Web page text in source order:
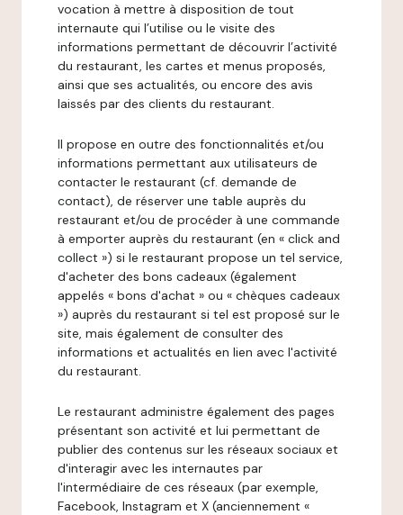
vocation à mettre à disposition de tout
internaute qui l’utilise ou le visite des
informations permettant de découvrir l’activité
du restaurant, les cartes et menus proposés,
ainsi que ses actualités, ou encore des avis
laissés par des clients du restaurant.
Il propose en outre des fonctionnalités et/ou
informations permettant aux utilisateurs de
contacter le restaurant (cf. demande de
contact), de réserver une table auprès du
restaurant et/ou de procéder à une commande
à emporter auprès du restaurant (en « click and
collect ») si le restaurant propose un tel service,
d'acheter des bons cadeaux (également
appelés « bons d'achat » ou « chèques cadeaux
») auprès du restaurant si tel est proposé sur le
site, mais également de consulter des
informations et actualités en lien avec l'activité
du restaurant.
Le restaurant administre également des pages
présentant son activité et lui permettant de
publier des contenus sur les réseaux sociaux et
d'interagir avec les internautes par
l'intermédiaire de ces réseaux (par exemple,
Facebook, Instagram et X (anciennement «